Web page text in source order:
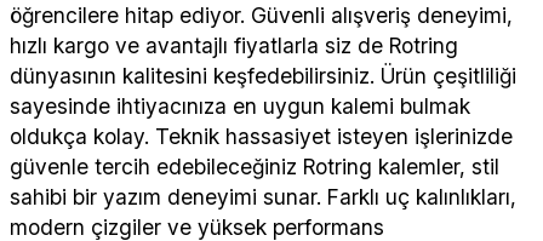
öğrencilere hitap ediyor. Güvenli alışveriş deneyimi,
hızlı kargo ve avantajlı fiyatlarla siz de Rotring
dünyasının kalitesini keşfedebilirsiniz. Ürün çeşitliliği
sayesinde ihtiyacınıza en uygun kalemi bulmak
oldukça kolay. Teknik hassasiyet isteyen işlerinizde
güvenle tercih edebileceğiniz Rotring kalemler, stil
sahibi bir yazım deneyimi sunar. Farklı uç kalınlıkları,
modern çizgiler ve yüksek performans